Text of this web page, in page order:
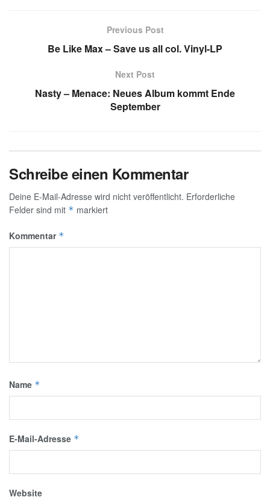
Previous Post
Be Like Max – Save us all col. Vinyl-LP
Next Post
Nasty – Menace: Neues Album kommt Ende
September
Schreibe einen Kommentar
Deine E-Mail-Adresse wird nicht veröffentlicht. Erforderliche
Felder sind mit * markiert
Kommentar *
Name *
E-Mail-Adresse *
Website